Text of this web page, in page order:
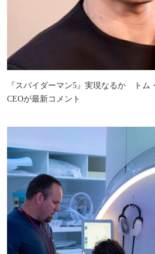
『スパイダーマン5』実現なるか トム
CEOが最新コメント